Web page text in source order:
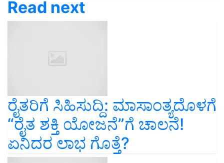
Read next
ರೈತರಿಗೆ ಸಿಹಿಸುದ್ದಿ: ಮಾಸಾಂತ್ಯದೊಳಗೆ
“ರೈತ ಶಕ್ತಿ ಯೋಜನೆ”ಗೆ ಚಾಲನೆ!
ಏನಿದರ ಲಾಭ ಗೊತ್ತೆ?